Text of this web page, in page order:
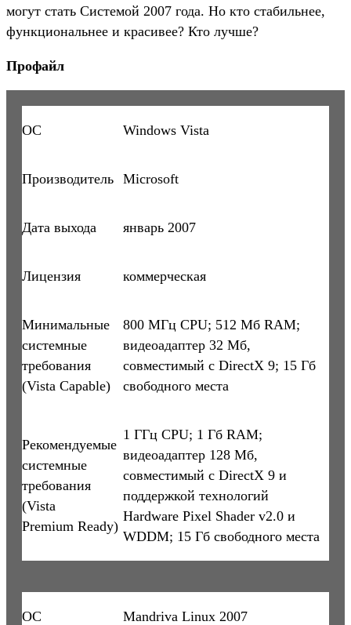
могут стать Системой 2007 года. Но кто стабильнее,
функциональнее и красивее? Кто лучше?
Профайл
ОС Windows Vista
Производитель Microsoft
Дата выхода январь 2007
Лицензия коммерческая
Минимальные
системные
требования
(Vista Capable)
800 МГц CPU; 512 Мб RAM;
видеоадаптер 32 Мб,
совместимый с DirectX 9; 15 Гб
свободного места
Рекомендуемые
системные
требования
(Vista
Premium Ready)
1 ГГц CPU; 1 Гб RAM;
видеоадаптер 128 Мб,
совместимый с DirectX 9 и
поддержкой технологий
Hardware Pixel Shader v2.0 и
WDDM; 15 Гб свободного места
ОС Mandriva Linux 2007